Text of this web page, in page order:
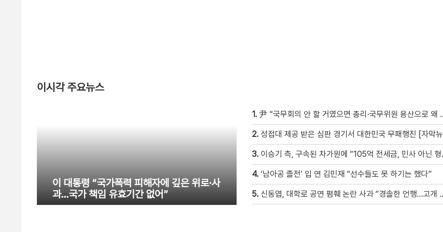
이시각 주요뉴스
이 대통령 “국가폭력 피해자에 깊은 위로·사
과…국가 책임 유효기간 없어”
1. 尹 “국무회의 안 할 거였으면 총리·국무위원 용산으로 왜 오라 했겠나” [현장영상]
2. 성접대 제공 받은 심판 경기서 대한민국 무패행진 [자막뉴스]
3. 이승기 측, 구속된 차가원에 “105억 전세금, 민사 아닌 형사 범죄…엄벌 원해” [자막뉴스]
4. ‘남아공 졸전’ 입 연 김민재 “선수들도 못 하기는 했다”
5. 신동엽, 대학로 공연 폄훼 논란 사과 “경솔한 언행…고개 숙여 사과”